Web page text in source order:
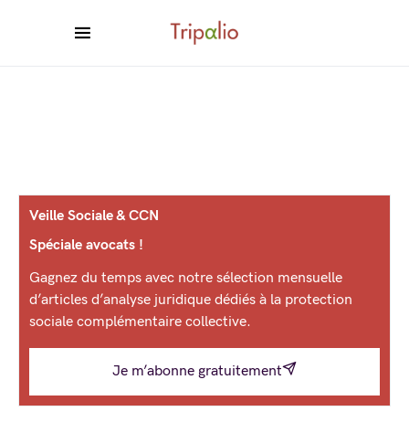
Veille Sociale & CCN
Spéciale avocats !
Gagnez du temps avec notre sélection mensuelle
d’articles d’analyse juridique dédiés à la protection
sociale complémentaire collective.
Je m’abonne gratuitement